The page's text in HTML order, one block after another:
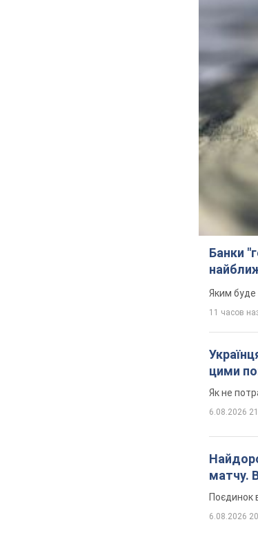
Банки
Яким буде
11 часов
цими
Як не
6.08.2026
матчу.
Поєдинок
6.08.2026